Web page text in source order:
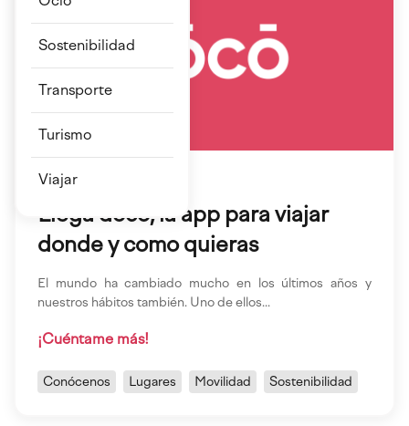
Sostenibilidad
Transporte
Turismo
Viajar
06 Sep 2022
Llega dōcō, la app para viajar
donde y como quieras
El mundo ha cambiado mucho en los últimos años y
nuestros hábitos también. Uno de ellos...
¡Cuéntame más!
Conócenos Lugares Movilidad Sostenibilidad